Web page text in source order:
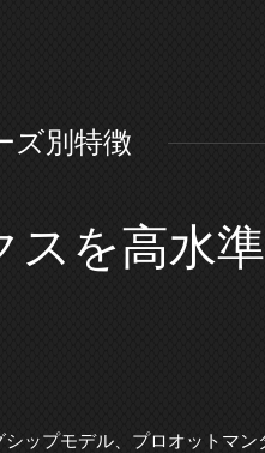
ズ別特徴
スを高水
ップモデル、プロオットマン